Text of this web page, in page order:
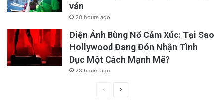
ván
20 hours ago
Điện Ảnh Bùng Nổ Cảm Xúc: Tại Sao
Hollywood Đang Đón Nhận Tình
Dục Một Cách Mạnh Mẽ?
23 hours ago
PreviousNext